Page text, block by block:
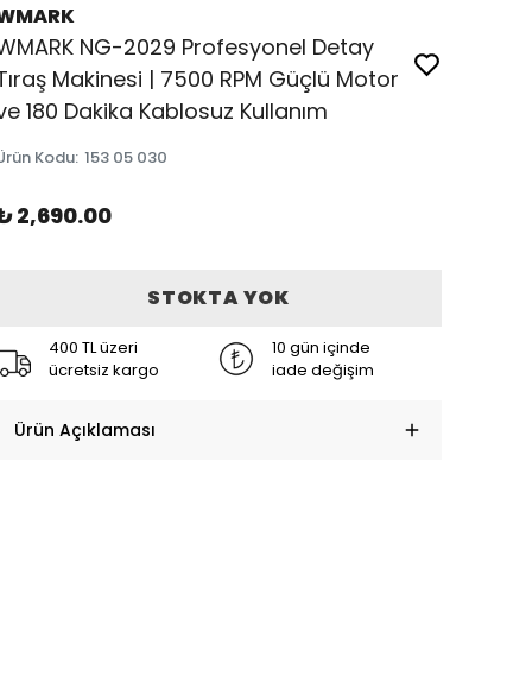
NG-2029 Profesyonel Detay
Makinesi | 7500 RPM Güçlü Motor
180 Dakika Kablosuz Kullanım
Kodu: 153 05 030
2,690.00
STOKTA YOK
400 TL üzeri
ücretsiz kargo
10 gün içinde
iade değişim
Ürün Açıklaması